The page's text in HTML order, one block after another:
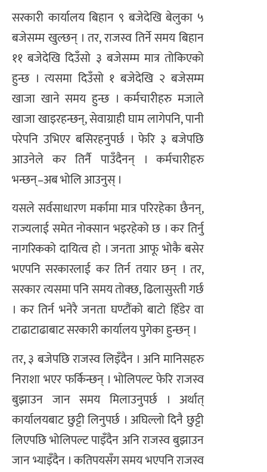
सरकारी कार्यालय बिहान ९ बजेदेखि बेलुका ५
बजेसम्म खुल्छन् । तर, राजस्व तिर्ने समय बिहान
११ बजेदेखि दिउँसो ३ बजेसम्म मात्र तोकिएको
हुन्छ । त्यसमा दिउँसो १ बजेदेखि २ बजेसम्म
खाजा खाने समय हुन्छ । कर्मचारीहरु मजाले
खाजा खाइरहन्छन्, सेवाग्राही घाम लागेपनि, पानी
परेपनि उभिएर बसिरहनुपर्छ । फेरि ३ बजेपछि
आउनेले कर तिर्नै पाउँदैनन् । कर्मचारीहरु
भन्छन्‌–अब भोलि आउनुस् ।
यसले सर्वसाधारण मर्कामा मात्र परिरहेका छैनन्,
राज्यलाई समेत नोक्सान भइरहेको छ । कर तिर्नु
नागरिकको दायित्व हो । जनता आफू भोकै बसेर
भएपनि सरकारलाई कर तिर्न तयार छन् । तर,
सरकार त्यसमा पनि समय तोक्छ, ढिलासुस्ती गर्छ
। कर तिर्न भनेरै जनता घण्टौंको बाटो हिँडेर वा
टाढाटाढाबाट सरकारी कार्यालय पुगेका हुन्छन् ।
तर, ३ बजेपछि राजस्व लिइँदैन । अनि मानिसहरु
निराशा भएर फर्किन्छन् । भोलिपल्ट फेरि राजस्व
बुझाउन जान समय मिलाउनुपर्छ । अर्थात्
कार्यालयबाट छुट्टी लिनुपर्छ । अघिल्लो दिनै छुट्टी
लिएपछि भोलिपल्ट पाइँदैन अनि राजस्व बुझाउन
जान भ्याइँदैन । कतिपयसँग समय भएपनि राजस्व